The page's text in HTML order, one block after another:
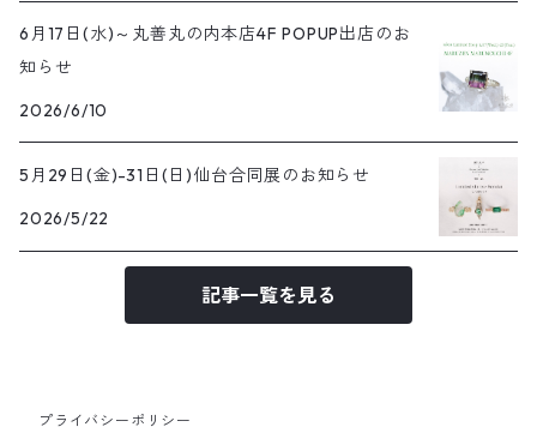
6月17日(水)～丸善丸の内本店4F POPUP出店のお
知らせ
2026/6/10
5月29日(金)-31日(日)仙台合同展のお知らせ
2026/5/22
記事一覧を見る
プライバシーポリシー